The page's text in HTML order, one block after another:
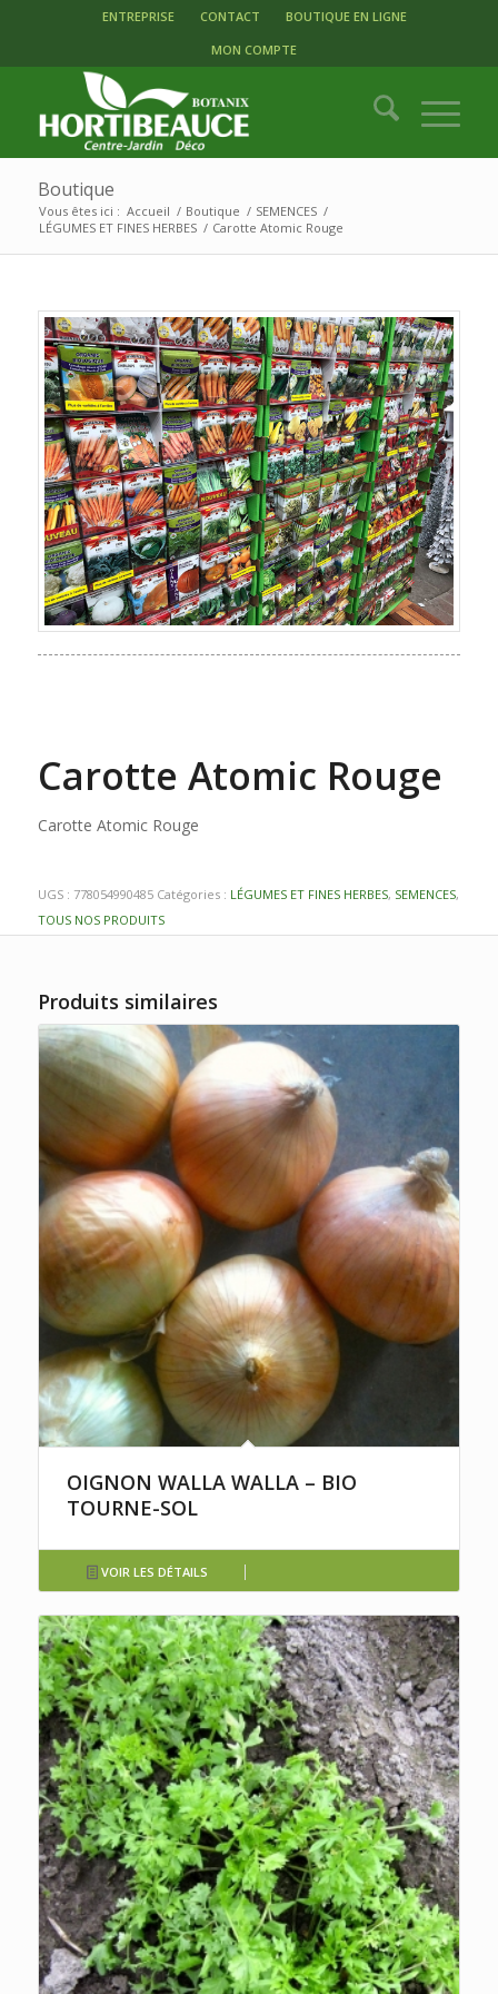
ENTREPRISE CONTACT
BOUTIQUE EN LIGNE
MON COMPTE
Boutique
Vous êtes ici : Accueil / Boutique / SEMENCES /
LÉGUMES ET FINES HERBES / Carotte Atomic Rouge
Carotte Atomic Rouge
Carotte Atomic Rouge
UGS : 778054990485 Catégories : LÉGUMES ET FINES HERBES, SEMENCES,
TOUS NOS PRODUITS
Produits similaires
OIGNON WALLA WALLA – BIO
TOURNE-SOL
VOIR LES DÉTAILS